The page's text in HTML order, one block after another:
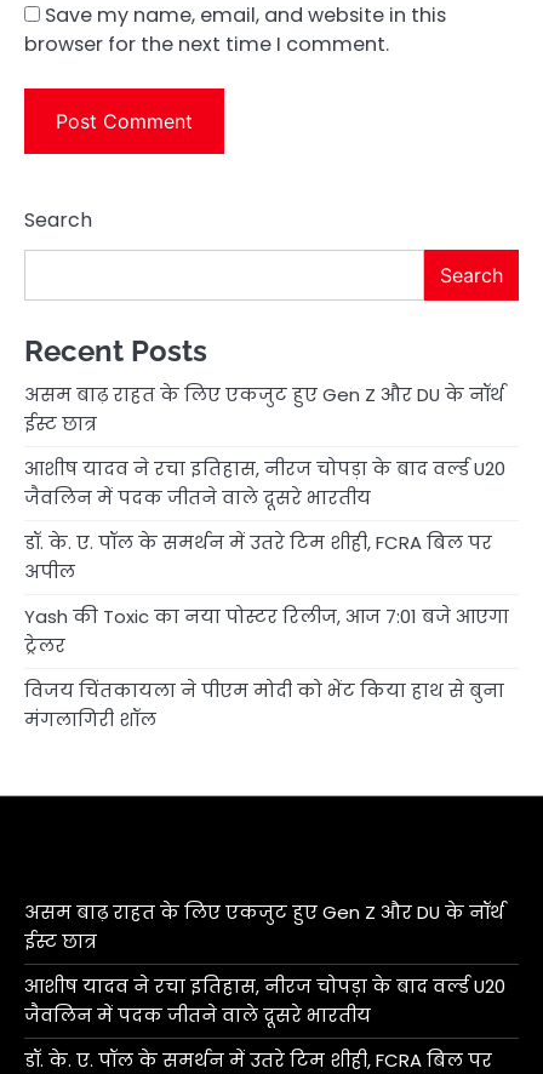
Save my name, email, and website in this
browser for the next time I comment.
Search
Search
Recent Posts
असम बाढ़ राहत के लिए एकजुट हुए Gen Z और DU के नॉर्थ
ईस्ट छात्र
आशीष यादव ने रचा इतिहास, नीरज चोपड़ा के बाद वर्ल्ड U20
जैवलिन में पदक जीतने वाले दूसरे भारतीय
डॉ. के. ए. पॉल के समर्थन में उतरे टिम शीही, FCRA बिल पर
अपील
Yash की Toxic का नया पोस्टर रिलीज, आज 7:01 बजे आएगा
ट्रेलर
विजय चिंतकायला ने पीएम मोदी को भेंट किया हाथ से बुना
मंगलागिरी शॉल
असम बाढ़ राहत के लिए एकजुट हुए Gen Z और DU के नॉर्थ
ईस्ट छात्र
आशीष यादव ने रचा इतिहास, नीरज चोपड़ा के बाद वर्ल्ड U20
जैवलिन में पदक जीतने वाले दूसरे भारतीय
डॉ. के. ए. पॉल के समर्थन में उतरे टिम शीही, FCRA बिल पर